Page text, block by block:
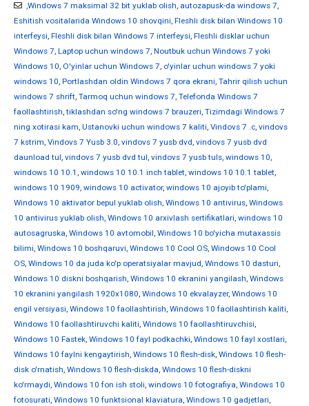
,Windows 7 maksimal 32 bit yuklab olish, autozapusk-da windows 7,
Eshitish vositalarida Windows 10 shovqini, Fleshli disk bilan Windows 10
interfeysi, Fleshli disk bilan Windows 7 interfeysi, Fleshli disklar uchun
Windows 7, Laptop uchun windows 7, Noutbuk uchun Windows 7 yoki
Windows 10, O'yinlar uchun Windows 7, o'yinlar uchun windows 7 yoki
windows 10, Portlashdan oldin Windows 7 qora ekrani, Tahrir qilish uchun
windows 7 shrift, Tarmoq uchun windows 7, Telefonda Windows 7
faollashtirish,tiklashdan so'ng windows 7 brauzeri, Tizimdagi Windows 7
ning xotirasi kam, Ustanovki uchun windows 7 kaliti, Vindovs 7 .c, vindovs
7 kstrim, Vindovs 7 Yusb 3.0, vindovs 7 yusb dvd, vindovs 7 yusb dvd
daunload tul, vindovs 7 yusb dvd tul, vindovs 7 yusb tuls, windows 10,
windows 10 10.1 , windows 10 10.1 inch tablet, windows 10 10.1 tablet,
windows 10 1909, windows 10 activator, windows 10 ajoyib to'plami,
Windows 10 aktivator bepul yuklab olish, Windows 10 antivirus, Windows
10 antivirus yuklab olish, Windows 10 arxivlash sertifikatlari, windows 10
autosagruska, Windows 10 avtomobil, Windows 10 bo'yicha mutaxassis
bilimi, Windows 10 boshqaruvi, Windows 10 Cool OS, Windows 10 Cool
OS, Windows 10 da juda ko'p operatsiyalar mavjud, Windows 10 dasturi,
Windows 10 diskni boshqarish, Windows 10 ekranini yangilash, Windows
10 ekranini yangilash 1920x1080, Windows 10 ekvalayzer, Windows 10
engil versiyasi, Windows 10 faollashtirish, Windows 10 faollashtirish kaliti,
Windows 10 faollashtiruvchi kaliti, Windows 10 faollashtiruvchisi,
Windows 10 Fastek, Windows 10 fayl podkachki, Windows 10 fayl xostlari,
Windows 10 faylni kengaytirish, Windows 10 flesh-disk, Windows 10 flesh-
disk o'rnatish, Windows 10 flesh-diskda, Windows 10 flesh-diskni
ko'rmaydi, Windows 10 fon ish stoli, windows 10 fotografiya, Windows 10
fotosurati, Windows 10 funktsional klaviatura, Windows 10 gadjetlari,